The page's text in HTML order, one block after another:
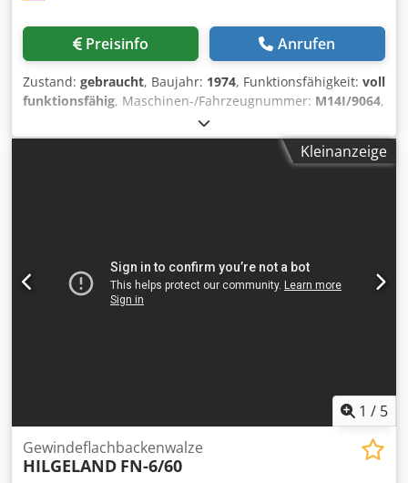
Preisinfo Anrufen
Zustand: gebraucht, Baujahr: 1974, Funktionsfähigkeit: voll
funktionsfähig, Maschinen-/Fahrzeugnummer: M14I/9064,
Offertennummer: M14I/9064 Maschinenart:
Gewindeflachbackenwalze Info: Schwingförderer Fabrikat:
MENN Dksdsxnytqspfx Aagor Typ: GW62 Baujahr: 1974
Kleinanzeige
1 / 5
Gewindeflachbackenwalze
HILGELAND FN-6/60